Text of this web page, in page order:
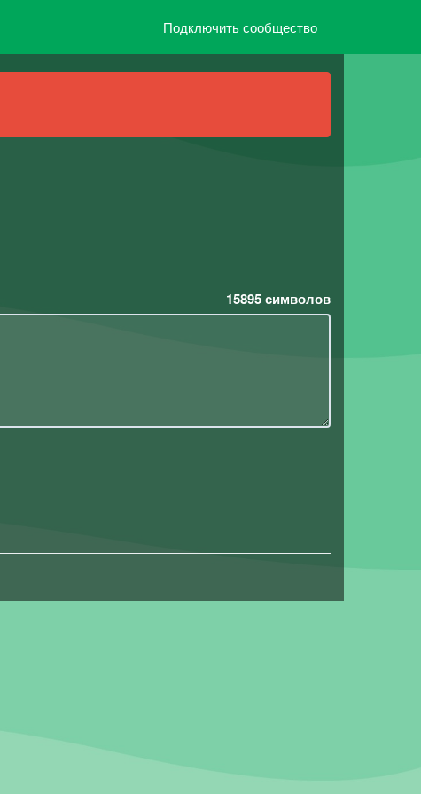
Подключить сообщество
15895символов